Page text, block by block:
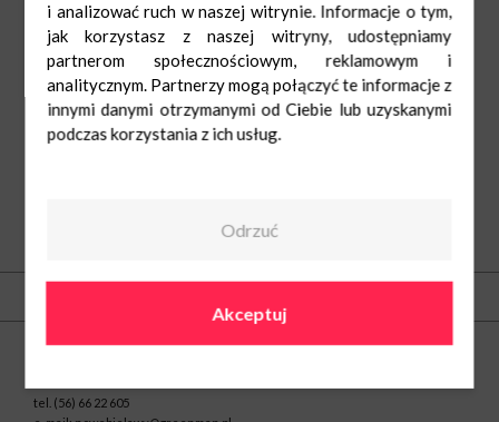
tel. (56) 66 22 605
i analizować ruch w naszej witrynie. Informacje o tym,
jak korzystasz z naszej witryny, udostępniamy
partnerom społecznościowym, reklamowym i
analitycznym. Partnerzy mogą połączyć te informacje z
innymi danymi otrzymanymi od Ciebie lub uzyskanymi
podczas korzystania z ich usług.
Odrzuć
Akceptuj